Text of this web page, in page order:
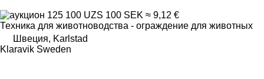
125 100 UZS 100 SEK ≈ 9,12 €
Техника для животноводства - ограждение для животных
Швеция, Karlstad
Klaravik Sweden